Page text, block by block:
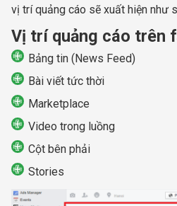
vị trí quảng cáo sẽ xuất hiện như
Vị trí quảng cáo trên
Bảng tin (News Feed)
Bài viết tức thời
Marketplace
Video trong luồng
Cột bên phải
Stories